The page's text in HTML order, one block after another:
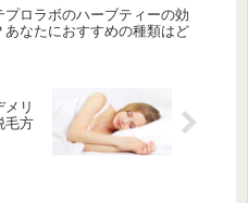
プロラボのハーブティーの効
あなたにおすすめの種類はど
メリ
毛方